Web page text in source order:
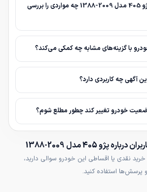
قبل از خرید پژو 405 مدل 2009-1388 چه مواردی را بررسی
با گزینه‌های مشابه چه کمکی می‌کند؟
آگهی چه کاربردی دارد؟
خودرو تغییر کند چطور مطلع شوم؟
405 مدل 2009-1388
نقدی یا اقساطی این خودرو سوالی دارید،
پرسش‌ها استفاده کنید.